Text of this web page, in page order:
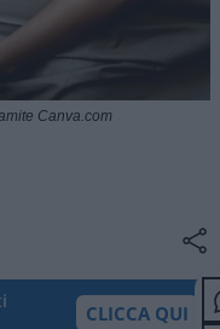
Canva.com
CLICCA QUI